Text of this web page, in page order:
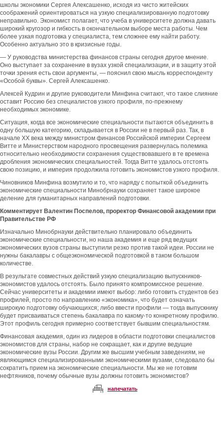
школы экономики Сергея Алексашенко, исходя из чисто житейских
соображений ориентироваться на узкую специализированную подготовку
неправильно. Экономист полагает, что учеба в университете должна давать
широкий кругозор и гибкость в окончательном выборе места работы. Чем
более узкая подготовка у специалиста, тем сложнее ему найти работу.
Особенно актуально это в кризисные годы.
— У руководства министерства финансов страны сегодня другое мнение.
Оно выступает за сохранение в вузах узкой специализации, и в защиту этой
точки зрения есть свои аргументы, — пояснил свою мысль корреспонденту
«Особой буквы». Сергей Алексашенко.
Алексей Кудрин и другие руководители Минфина считают, что такое слияние
оставит Россию без специалистов узкого профиля, по-прежнему
необходимых экономике.
Ситуация, когда все экономические специальности пытаются объединить в
одну большую категорию, складывается в России не в первый раз. Так, в
начале ХХ века между министром финансов Российской империи Сергеем
Витте и Министерством народного просвещения развернулась полемика
относительно необходимости сохранения существовавшего в те времена
дробления экономических специальностей. Тогда Витте удалось отстоять
свою позицию, и империя продолжила готовить экономистов узкого профиля.
Чиновников Минфина возмутило и то, что наряду с попыткой объединить
экономические специальности Минобрнауки сохраняет такое широкое
деление для гуманитарных направлений подготовки.
Комментирует Валентин Поспелов, проректор Финансовой академии при
Правительстве РФ
Изначально Минобрнауки действительно планировало объединить
экономические специальности, но наша академия и еще ряд ведущих
экономических вузов страны выступили резко против такой идеи. России не
нужны бакалавры с общеэкономической подготовкой в таком большом
количестве.
В результате совместных действий узкую специализацию выпускников-
экономистов удалось отстоять. Было принято компромиссное решение.
Сейчас университеты и академии имеют выбор: либо готовить студентов без
профилей, просто по направлению «экономика», что будет означать
широкую подготовку обучающихся; либо ввести профили — тогда выпускнику
будет присваиваться степень бакалавра по какому-то конкретному профилю.
Этот профиль сегодня примерно соответствует бывшим специальностям.
Финансовая академия, один из лидеров в области подготовки специалистов
экономистов для страны, набор не сокращает, как и другие ведущие
экономические вузы России. Другим же высшим учебным заведениям, не
являющимся специализированными экономическими вузами, следовало бы
сократить прием на экономические специальности. Мы же не готовим
нефтяников, почему обычные вузы должны готовить экономистов?
напечатать